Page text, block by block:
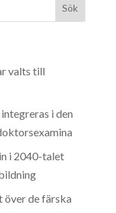
valts till
i den
i 2040-talet
över de färska